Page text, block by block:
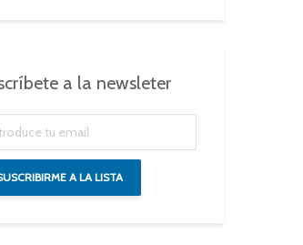
a la newsleter